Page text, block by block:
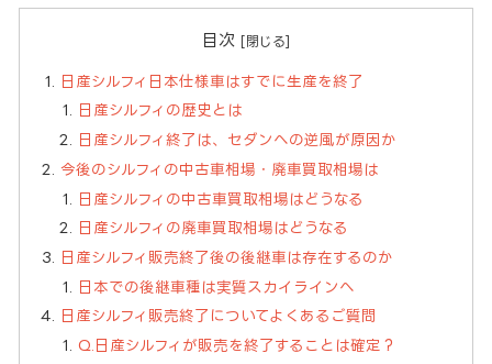
目次
日産シルフィ日本仕様車はすでに生産を終了
日産シルフィの歴史とは
日産シルフィ終了は、セダンへの逆風が原因か
今後のシルフィの中古車相場・廃車買取相場は
日産シルフィの中古車買取相場はどうなる
日産シルフィの廃車買取相場はどうなる
日産シルフィ販売終了後の後継車は存在するのか
日本での後継車種は実質スカイラインへ
日産シルフィ販売終了についてよくあるご質問
Q.日産シルフィが販売を終了することは確定？